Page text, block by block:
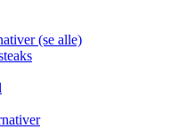
(se alle)